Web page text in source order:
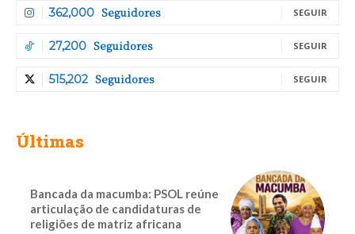
362,000 Seguidores SEGUIR
27,200 Seguidores SEGUIR
515,202 Seguidores SEGUIR
Últimas
Bancada da macumba: PSOL reúne
articulação de candidaturas de
religiões de matriz africana